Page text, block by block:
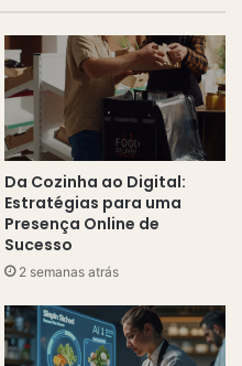
Da Cozinha ao Digital:
Estratégias para uma
Presença Online de
Sucesso
2 semanas atrás